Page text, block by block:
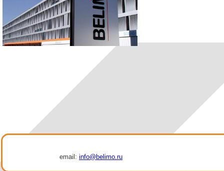
email: info@belimo.ru